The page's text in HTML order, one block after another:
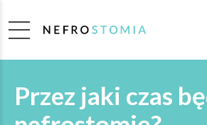
Przez jaki czas